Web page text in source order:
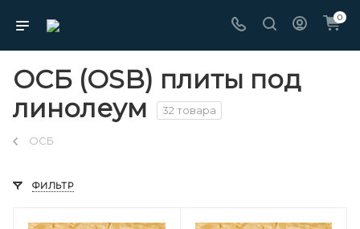
0
ОСБ (OSB) плиты под
линолеум
32 товара
ОСБ
ФИЛЬТР